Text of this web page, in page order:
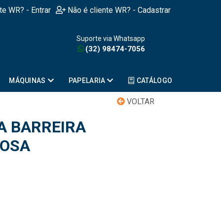
WR? - Entrar Não é cliente WR? - Cadastrar
Suporte via Whatsapp
(32) 98474-7056
MÁQUINAS PAPELARIA CATÁLOGO
VOLTAR
BARREIRA